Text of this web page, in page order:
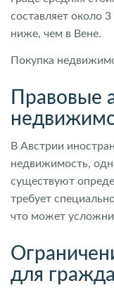
составляет около
ниже, чем в Вене.
Покупка
Правовые
В Австрии
недвижимость,
существуют
требует
что может
для